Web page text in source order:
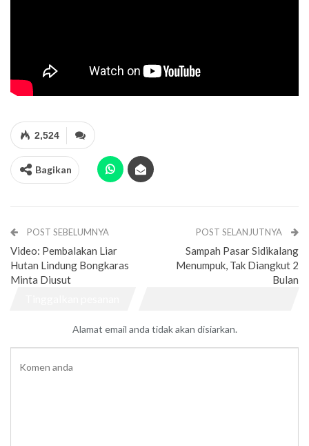
2,524
Bagikan
POST SEBELUMNYA
Video: Pembalakan Liar
Hutan Lindung Bongkaras
Minta Diusut
POST SELANJUTNYA
Sampah Pasar Sidikalang
Menumpuk, Tak Diangkut 2
Bulan
Alamat email anda tidak akan disiarkan.